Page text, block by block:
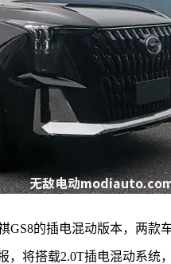
GS8的插电混动版本，两款
，将搭载2.0T插电混动系统